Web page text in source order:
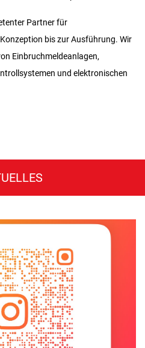
Partner für
bis zur Ausführung. Wir
Einbruchmeldeanlagen,
und elektronischen